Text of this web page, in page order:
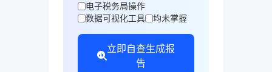
电子税务局操作
数据可视化工具
均未掌握
立即自查生成报
告